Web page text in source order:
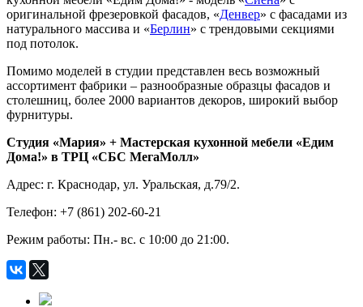
оригинальной фрезеровкой фасадов, «Денвер» с фасадами из
натурального массива и «Берлин» с трендовыми секциями
под потолок.
Помимо моделей в студии представлен весь возможный
ассортимент фабрики – разнообразные образцы фасадов и
столешниц, более 2000 вариантов декоров, широкий выбор
фурнитуры.
Студия «Мария» + Мастерская кухонной мебели «Едим
Дома!» в ТРЦ «СБС МегаМолл»
Адрес: г. Краснодар, ул. Уральская, д.79/2.
Телефон: +7 (861) 202-60-21
Режим работы: Пн.- вс. с 10:00 до 21:00.